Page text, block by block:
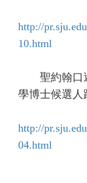
http://
10.html
聖約翰口
學博士候選人
http://
04.html